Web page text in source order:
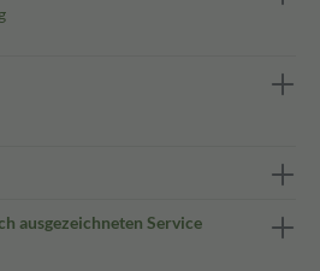
ausgezeichneten Service